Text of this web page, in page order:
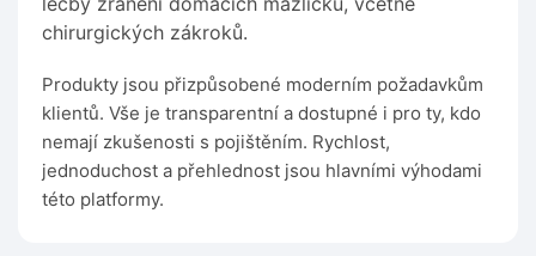
chirurgických zákroků.
Produkty jsou přizpůsobené moderním požadavkům
klientů. Vše je transparentní a dostupné i pro ty, kdo
nemají zkušenosti s pojištěním. Rychlost,
jednoduchost a přehlednost jsou hlavními výhodami
této platformy.